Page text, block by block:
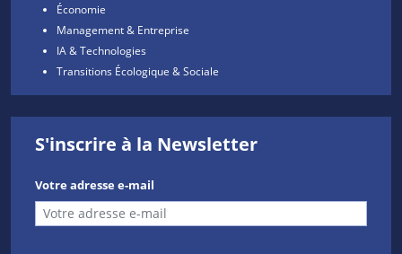
Économie
Management & Entreprise
IA & Technologies
Transitions Écologique & Sociale
S'inscrire à la Newsletter
Votre adresse e-mail